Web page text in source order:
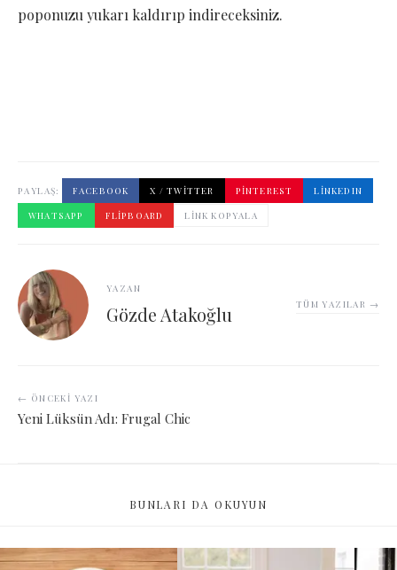
poponuzu yukarı kaldırıp indireceksiniz.
PAYLAŞ: FACEBOOK X / TWITTER PINTEREST
LINKEDIN
WHATSAPP
FLIPBOARD LINK KOPYALA
YAZAN
Gözde Atakoğlu TÜM YAZILAR →
← ÖNCEKI YAZI
Yeni Lüksün Adı: Frugal Chic
BUNLARI DA OKUYUN